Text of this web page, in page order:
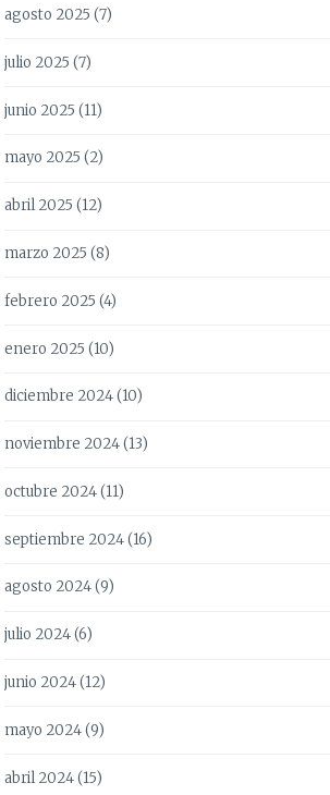
agosto 2025 (7)
julio 2025 (7)
junio 2025 (11)
mayo 2025 (2)
abril 2025 (12)
marzo 2025 (8)
febrero 2025 (4)
enero 2025 (10)
diciembre 2024(10)
noviembre 2024(13)
octubre 2024(11)
septiembre 2024(16)
agosto 2024(9)
julio 2024(6)
junio 2024(12)
mayo 2024(9)
abril 2024(15)